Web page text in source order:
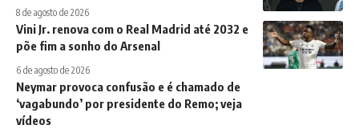
8 de agosto de 2026
Vini Jr. renova com o Real Madrid até 2032 e
põe fim a sonho do Arsenal
6 de agosto de 2026
Neymar provoca confusão e é chamado de
‘vagabundo’ por presidente do Remo; veja
vídeos